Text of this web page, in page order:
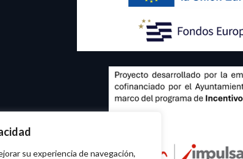
su experiencia de navegación,